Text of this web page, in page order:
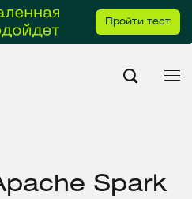
Пройти тест
Spark